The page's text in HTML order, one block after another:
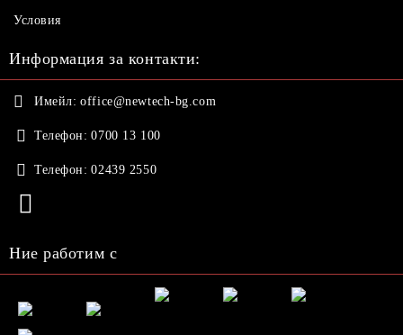
Условия
Информация за контакти:
Имейл: office@newtech-bg.com
Телефон: 0700 13 100
Телефон: 02439 2550
Ние работим с